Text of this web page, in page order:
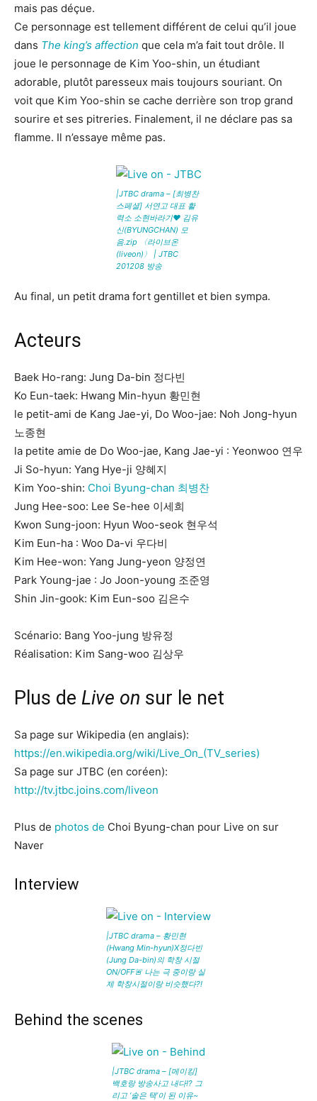
mais pas déçue.
Ce personnage est tellement différent de celui qu’il joue
dans The king’s affection que cela m’a fait tout drôle. Il
joue le personnage de Kim Yoo-shin, un étudiant
adorable, plutôt paresseux mais toujours souriant. On
voit que Kim Yoo-shin se cache derrière son trop grand
sourire et ses pitreries. Finalement, il ne déclare pas sa
flamme. Il n’essaye même pas.
|JTBC drama – [최병찬
스페셜] 서연고 대표 활
력소 소현바라기♥ 김유
신(BYUNGCHAN) 모
음.zip 〈라이브온
(liveon)〉 | JTBC
201208 방송
Au final, un petit drama fort gentillet et bien sympa.
Acteurs
Baek Ho-rang: Jung Da-bin 정다빈
Ko Eun-taek: Hwang Min-hyun 황민현
le petit-ami de Kang Jae-yi, Do Woo-jae: Noh Jong-hyun
노종현
la petite amie de Do Woo-jae, Kang Jae-yi : Yeonwoo 연우
Ji So-hyun: Yang Hye-ji 양혜지
Kim Yoo-shin: Choi Byung-chan 최병찬
Jung Hee-soo: Lee Se-hee 이세희
Kwon Sung-joon: Hyun Woo-seok 현우석
Kim Eun-ha : Woo Da-vi 우다비
Kim Hee-won: Yang Jung-yeon 양정연
Park Young-jae : Jo Joon-young 조준영
Shin Jin-gook: Kim Eun-soo 김은수
Scénario: Bang Yoo-jung 방유정
Réalisation: Kim Sang-woo 김상우
Plus de Live on sur le net
Sa page sur Wikipedia (en anglais):
https://en.wikipedia.org/wiki/Live_On_(TV_series)
Sa page sur JTBC (en coréen):
http://tv.jtbc.joins.com/liveon
Plus de photos de Choi Byung-chan pour Live on sur
Naver
Interview
|JTBC drama – 황민현
(Hwang Min-hyun)X정다빈
(Jung Da-bin)의 학창 시절
ON/OFF🚨 나는 극 중이랑 실
제 학창시절이랑 비슷했다?!
Behind the scenes
|JTBC drama – [메이킹]
백호랑 방송사고 내다!? 그
리고 ‘솔은 택’이 된 이유~